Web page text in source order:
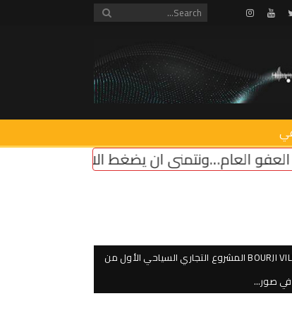
Twitter
Youtube
Instagram
الاميركي على “اسرائيل” لوقف اطلاق النار
BOURJI VILLAGE المشروع التجاري السياحي الأول من
في صور…